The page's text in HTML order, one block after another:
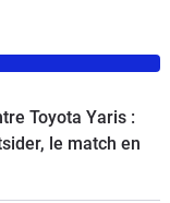
Toyota Yaris :
le match en